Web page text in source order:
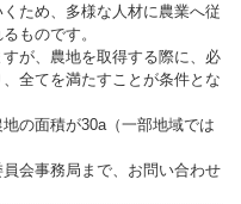
ため、多様な人材に農業へ従
ものです。
が、農地を取得する際に、必
全てを満たすことが条件とな
の面積が30a（一部地域では
会事務局まで、お問い合わせ